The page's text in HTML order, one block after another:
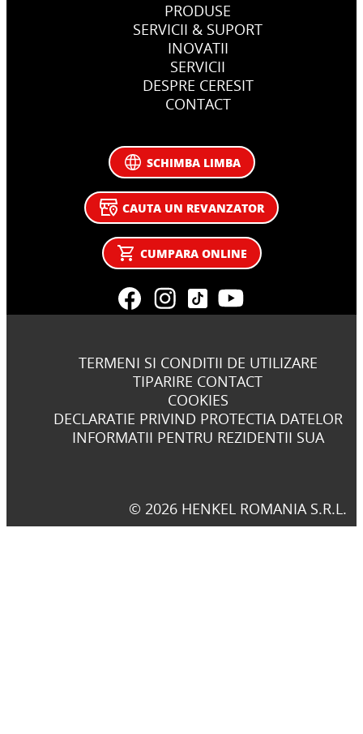
PRODUSE
SERVICII & SUPORT
INOVATII
SERVICII
DESPRE CERESIT
CONTACT
SCHIMBA LIMBA
CAUTA UN REVANZATOR
CUMPARA ONLINE
TERMENI SI CONDITII DE UTILIZARE
TIPARIRE CONTACT
COOKIES
DECLARATIE PRIVIND PROTECTIA DATELOR
INFORMATII PENTRU REZIDENTII SUA
© 2026 HENKEL ROMANIA S.R.L.